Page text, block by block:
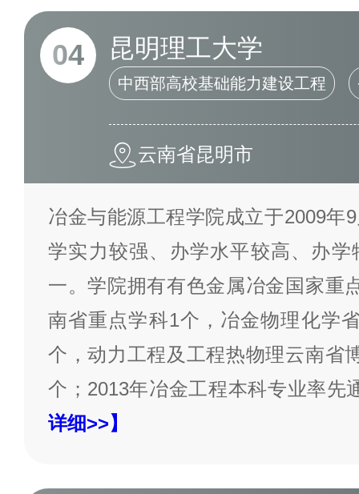
04 昆明理工大学
中西部高校基础能力建设工程
云南省昆明市
冶金与能源工程学院成立于2009年
学实力较强、办学水平较高、办
一。学院拥有有色金属冶金国家重
南省重点学科1个，冶金物理化学
个，动力工程及工程热物理云南省
个；2013年冶金工程本科专业率先
详细>>】